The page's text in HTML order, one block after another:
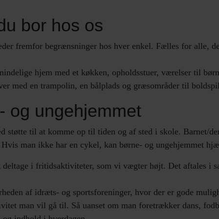
bor hos os
fremfor begrænsninger hos hver enkel. Fælles for alle,
hjem med et køkken, opholdsstuer, værelser til
med en trampolin, en bålplads og græsområder til
og ungehjemmet
støtte til at komme op til tiden og af sted i skole. Barnet/
man ikke har en cykel, kan børne- og ungehjemmet
i fritidsaktiviteter, som vi vægter højt. Det aftales i
af idræts- og sportsforeninger, hvor der er gode
man vil gå til. Så uanset om man foretrækker dans,